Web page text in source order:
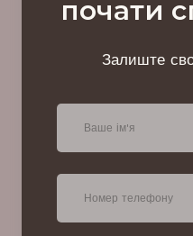
почати
Залиште